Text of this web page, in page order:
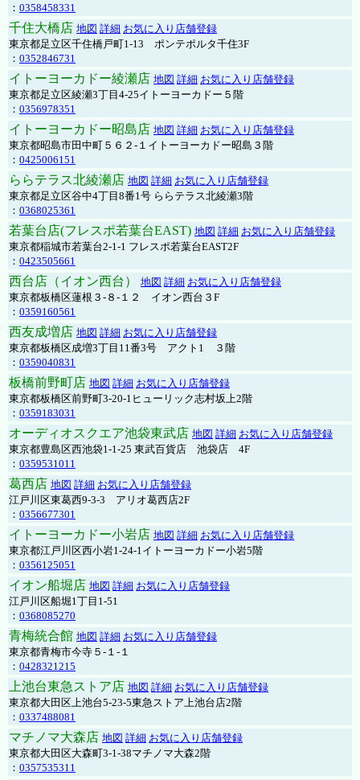
： 0358458331
千住大橋店 地図 詳細 お気に入り店舗登録
東京都足立区千住橋戸町1-13 ポンテポルタ千住3F
： 0352846731
イトーヨーカドー綾瀬店 地図 詳細 お気に入り店舗登録
東京都足立区綾瀬3丁目4-25イトーヨーカドー５階
： 0356978351
イトーヨーカドー昭島店 地図 詳細 お気に入り店舗登録
東京都昭島市田中町５６２-１イトーヨーカドー昭島３階
： 0425006151
ららテラス北綾瀬店 地図 詳細 お気に入り店舗登録
東京都足立区谷中4丁目8番1号 ららテラス北綾瀬3階
： 0368025361
若葉台店(フレスポ若葉台EAST) 地図 詳細 お気に入り店舗登録
東京都稲城市若葉台2-1-1 フレスポ若葉台EAST2F
： 0423505661
西台店（イオン西台） 地図 詳細 お気に入り店舗登録
東京都板橋区蓮根３-８-１２ イオン西台３F
： 0359160561
西友成増店 地図 詳細 お気に入り店舗登録
東京都板橋区成増3丁目11番3号 アクト1 ３階
： 0359040831
板橋前野町店 地図 詳細 お気に入り店舗登録
東京都板橋区前野町3-20-1ヒューリック志村坂上2階
： 0359183031
オーディオスクエア池袋東武店 地図 詳細 お気に入り店舗登録
東京都豊島区西池袋1-1-25 東武百貨店 池袋店 4F
： 0359531011
葛西店 地図 詳細 お気に入り店舗登録
江戸川区東葛西9-3-3 アリオ葛西店2F
： 0356677301
イトーヨーカドー小岩店 地図 詳細 お気に入り店舗登録
東京都江戸川区西小岩1-24-1イトーヨーカドー小岩5階
： 0356125051
イオン船堀店 地図 詳細 お気に入り店舗登録
江戸川区船堀1丁目1-51
： 0368085270
青梅統合館 地図 詳細 お気に入り店舗登録
東京都青梅市今寺５-１-１
： 0428321215
上池台東急ストア店 地図 詳細 お気に入り店舗登録
東京都大田区上池台5-23-5東急ストア上池台店2階
： 0337488081
マチノマ大森店 地図 詳細 お気に入り店舗登録
東京都大田区大森町3-1-38マチノマ大森2階
： 0357535311